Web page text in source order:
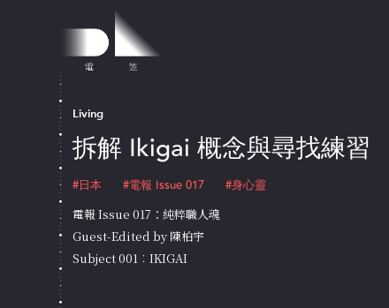
Living
拆解 Ikigai 概念與尋找練習
#日本 #電報 Issue 017 #身心靈
電報 Issue 017：純粹職人魂
Guest-Edited by 陳柏宇
Subject 001︰IKIGAI